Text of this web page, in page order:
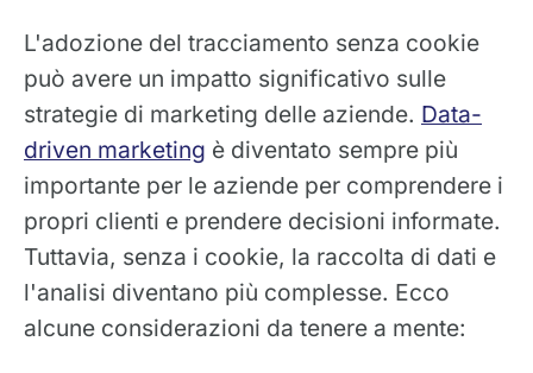
L'adozione del tracciamento senza cookie
può avere un impatto significativo sulle
strategie di marketing delle aziende. Data-
driven marketing è diventato sempre più
importante per le aziende per comprendere i
propri clienti e prendere decisioni informate.
Tuttavia, senza i cookie, la raccolta di dati e
l'analisi diventano più complesse. Ecco
alcune considerazioni da tenere a mente: